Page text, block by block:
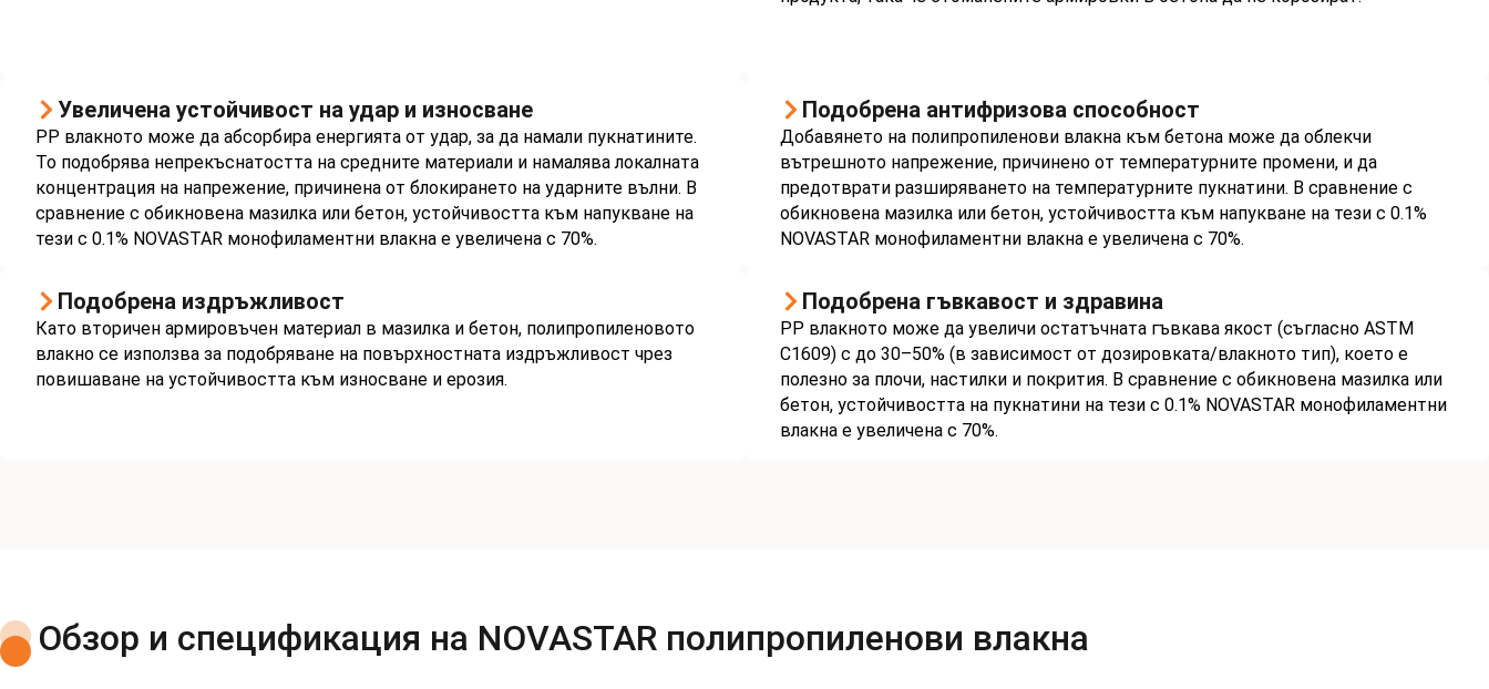
Увеличена устойчивост на удар и износване
PP влакното може да абсорбира енергията от удар, за да намали пукнатините.
То подобрява непрекъснатостта на средните материали и намалява локалната
концентрация на напрежение, причинена от блокирането на ударните вълни. В
сравнение с обикновена мазилка или бетон, устойчивостта към напукване на
тези с 0.1% NOVASTAR монофиламентни влакна е увеличена с 70%.
Подобрена антифризова способност
Добавянето на полипропиленови влакна към бетона може да облекчи
вътрешното напрежение, причинено от температурните промени, и да
предотврати разширяването на температурните пукнатини. В сравнение с
обикновена мазилка или бетон, устойчивостта към напукване на тези с 0.1%
NOVASTAR монофиламентни влакна е увеличена с 70%.
Подобрена издръжливост
Като вторичен армировъчен материал в мазилка и бетон, полипропиленовото
влакно се използва за подобряване на повърхностната издръжливост чрез
повишаване на устойчивостта към износване и ерозия.
Подобрена гъвкавост и здравина
PP влакното може да увеличи остатъчната гъвкава якост (съгласно ASTM
C1609) с до 30–50% (в зависимост от дозировката/влакното тип), което е
полезно за плочи, настилки и покрития. В сравнение с обикновена мазилка или
бетон, устойчивостта на пукнатини на тези с 0.1% NOVASTAR монофиламентни
влакна е увеличена с 70%.
Обзор и спецификация на NOVASTAR полипропиленови влакна